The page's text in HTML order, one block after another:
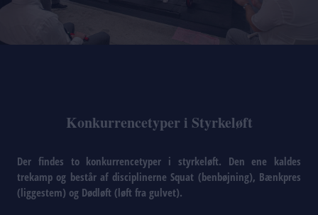
Konkurrencetyper i Styrkeløft
Der findes to konkurrencetyper i styrkeløft. Den ene kaldes
trekamp og består af disciplinerne Squat (benbøjning), Bænkpres
(liggestem) og Dødløft (løft fra gulvet).